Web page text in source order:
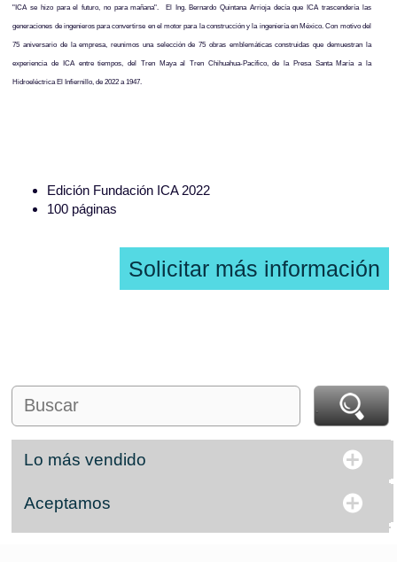
"ICA se hizo para el futuro, no para mañana". El Ing. Bernardo Quintana Arrioja decía que ICA trascendería las
generaciones de ingenieros para convertirse en el motor para la construcción y la ingeniería en México. Con motivo del
75 aniversario de la empresa, reunimos una selección de 75 obras emblemáticas construidas que demuestran la
experiencia de ICA entre tiempos, del Tren Maya al Tren Chihuahua-Pacífico, de la Presa Santa María a la
Hidroeléctrica El Infiernillo, de 2022 a 1947.
Edición Fundación ICA 2022
100 páginas
Solicitar más información
Lo más vendido
Aceptamos